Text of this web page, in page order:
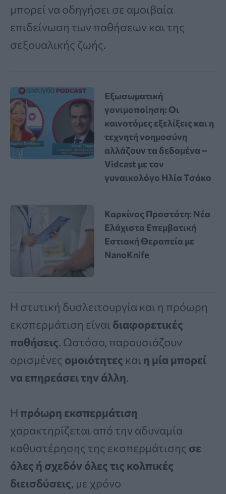
μπορεί να οδηγήσει σε αμοιβαία
επιδείνωση των παθήσεων και της
σεξουαλικής ζωής.
Εξωσωματική
γονιμοποίηση: Οι
καινοτόμες εξελίξεις και η
τεχνητή νοημοσύνη
αλλάζουν τα δεδομένα –
Vidcast με τον
γυναικολόγο Ηλία Τσάκο
Καρκίνος Προστάτη: Νέα
Ελάχιστα Επεμβατική
Εστιακή Θεραπεία με
NanoKnife
Η στυτική δυσλειτουργία και η πρόωρη
εκσπερμάτιση είναι διαφορετικές
παθήσεις. Ωστόσο, παρουσιάζουν
ορισμένες ομοιότητες και η μία μπορεί
να επηρεάσει την άλλη.
Η πρόωρη εκσπερμάτιση
χαρακτηρίζεται από την αδυναμία
καθυστέρησης της εκσπερμάτισης σε
όλες ή σχεδόν όλες τις κολπικές
διεισδύσεις, με χρόνο